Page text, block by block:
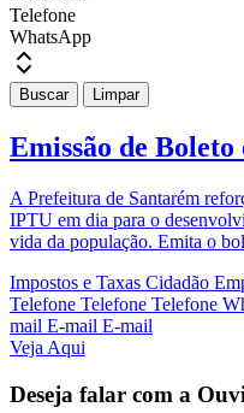
Telefone
WhatsApp
Buscar Limpar
Emissão de
A Prefeitura de Santarém
IPTU em dia para o
vida da população. Emita o
Impostos e Taxas Cidadão
Telefone Telefone Telefone
mail E-mail E-mail
Veja Aqui
Deseja falar com a